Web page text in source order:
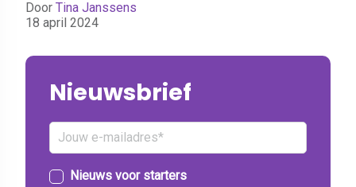
Door Tina Janssens
18 april 2024
Nieuwsbrief
Nieuws voor starters